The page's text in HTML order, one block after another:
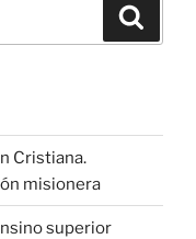
Cristiana.
misionera
superior